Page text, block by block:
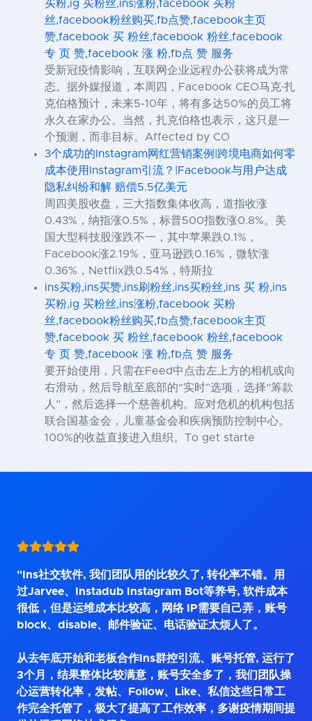
买粉,ig 买粉丝,ins涨粉,facebook 买粉
丝,facebook粉丝购买,fb点赞,facebook主页
赞,facebook 买 粉丝,facebook 粉丝,facebook
专 页 赞,facebook 涨 粉,fb点 赞 服务
受新冠疫情影响，互联网企业远程办公获将成为常
态。据外媒报道，本周四，Facebook CEO马克·扎
克伯格预计，未来5-10年，将有多达50%的员工将
永久在家办公。当然，扎克伯格也表示，这只是一
个预测，而非目标。Affected by CO
3个成功的Instagram网红营销案例|跨境电商如何零
成本使用Instagram引流？|Facebook与用户达成
隐私纠纷和解 赔偿5.5亿美元
周四美股收盘，三大指数集体收高，道指收涨
0.43%，纳指涨0.5%，标普500指数涨0.8%。美
国大型科技股涨跌不一，其中苹果跌0.1%，
Facebook涨2.19%，亚马逊跌0.16%，微软涨
0.36%，Netflix跌0.54%，特斯拉
ins买粉,ins买赞,ins刷粉丝,ins买粉丝,ins 买 粉,ins
买粉,ig 买粉丝,ins涨粉,facebook 买粉
丝,facebook粉丝购买,fb点赞,facebook主页
赞,facebook 买 粉丝,facebook 粉丝,facebook
专 页 赞,facebook 涨 粉,fb点 赞 服务
要开始使用，只需在Feed中点击左上方的相机或向
右滑动，然后导航至底部的“实时”选项，选择“筹款
人”，然后选择一个慈善机构。应对危机的机构包括
联合国基金会，儿童基金会和疾病预防控制中心。
100%的收益直接进入组织。To get starte
"Ins社交软件, 我们团队用的比较久了, 转化率不错。用
过Jarvee、Instadub Instagram Bot等养号, 软件成本
很低，但是运维成本比较高，网络 IP需要自己弄，账号
block、disable、邮件验证、电话验证太烦人了。
从去年底开始和老板合作Ins群控引流、账号托管, 运行了
3个月，结果整体比较满意，账号安全多了，我们团队操
心运营转化率，发帖、Follow、Like、私信这些日常工
作完全托管了，极大了提高了工作效率，多谢疫情期间提